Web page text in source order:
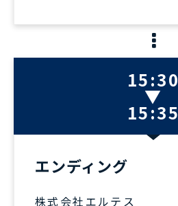
15:30
▼
15:35
エンディング
株式会社エルテス